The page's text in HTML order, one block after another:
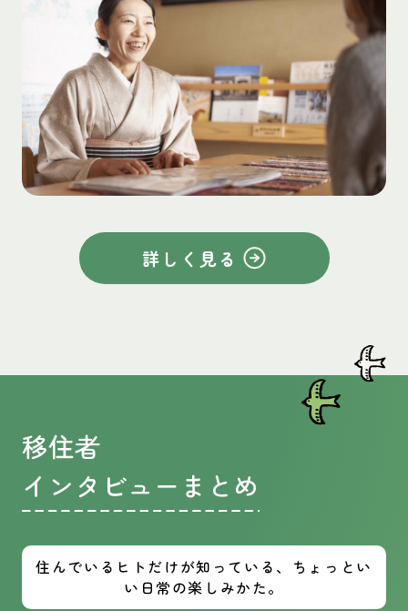
詳しく見る
移住者
インタビューまとめ
住んでいるヒトだけが知っている、ちょっとい
い日常の楽しみかた。